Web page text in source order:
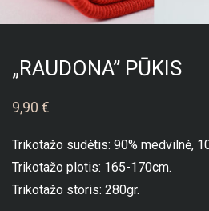
„RAUDONA” PŪKIS
9,90 €
Trikotažo sudėtis: 90% medvilnė,
Trikotažo plotis: 165-170cm.
Trikotažo storis: 280gr.